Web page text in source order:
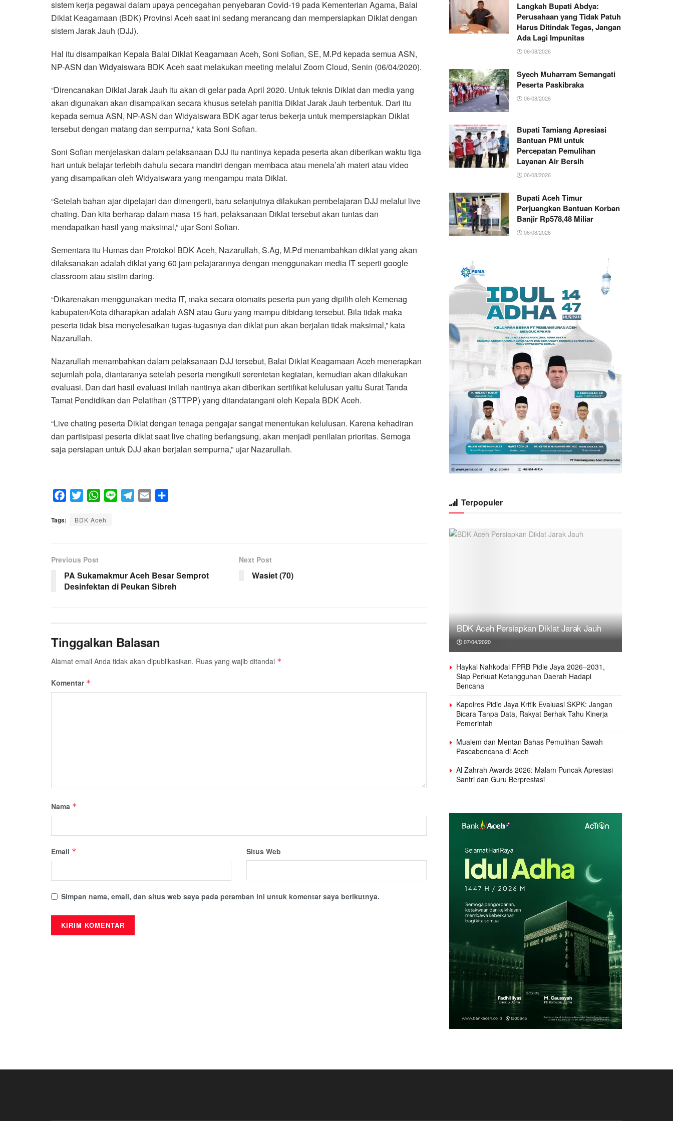
e
b
o
k
t
t
e
t
s
A
p
e
e
g
r
m
i
l
r
e
sistem kerja pegawai dalam upaya pencegahan penyebaran Covid-19 pada Kementerian Agama, Balai
Diklat Keagamaan (BDK) Provinsi Aceh saat ini sedang merancang dan mempersiapkan Diklat dengan
sistem Jarak Jauh (DJJ).
Hal itu disampaikan Kepala Balai Diklat Keagamaan Aceh, Soni Sofian, SE, M.Pd kepada semua ASN,
NP-ASN dan Widyaiswara BDK Aceh saat melakukan meeting melalui Zoom Cloud, Senin (06/04/2020).
“Direncanakan Diklat Jarak Jauh itu akan di gelar pada April 2020. Untuk teknis Diklat dan media yang
akan digunakan akan disampaikan secara khusus setelah panitia Diklat Jarak Jauh terbentuk. Dari itu
kepada semua ASN, NP-ASN dan Widyaiswara BDK agar terus bekerja untuk mempersiapkan Diklat
tersebut dengan matang dan sempurna,” kata Soni Sofian.
Soni Sofian menjelaskan dalam pelaksanaan DJJ itu nantinya kepada peserta akan diberikan waktu tiga
hari untuk belajar terlebih dahulu secara mandiri dengan membaca atau menela’ah materi atau video
yang disampaikan oleh Widyaiswara yang mengampu mata Diklat.
“Setelah bahan ajar dipelajari dan dimengerti, baru selanjutnya dilakukan pembelajaran DJJ melalui live
chating. Dan kita berharap dalam masa 15 hari, pelaksanaan Diklat tersebut akan tuntas dan
mendapatkan hasil yang maksimal,” ujar Soni Sofian.
Sementara itu Humas dan Protokol BDK Aceh, Nazarullah, S.Ag, M.Pd menambahkan diklat yang akan
dilaksanakan adalah diklat yang 60 jam pelajarannya dengan menggunakan media IT seperti google
classroom atau sistim daring.
“Dikarenakan menggunakan media IT, maka secara otomatis peserta pun yang dipilih oleh Kemenag
kabupaten/Kota diharapkan adalah ASN atau Guru yang mampu dibidang tersebut. Bila tidak maka
peserta tidak bisa menyelesaikan tugas-tugasnya dan diklat pun akan berjalan tidak maksimal,” kata
Nazarullah.
Nazarullah menambahkan dalam pelaksanaan DJJ tersebut, Balai Diklat Keagamaan Aceh menerapkan
sejumlah pola, diantaranya setelah peserta mengikuti serentetan kegiatan, kemudian akan dilakukan
evaluasi. Dan dari hasil evaluasi inilah nantinya akan diberikan sertifikat kelulusan yaitu Surat Tanda
Tamat Pendidikan dan Pelatihan (STTPP) yang ditandatangani oleh Kepala BDK Aceh.
“Live chating peserta Diklat dengan tenaga pengajar sangat menentukan kelulusan. Karena kehadiran
dan partisipasi peserta diklat saat live chating berlangsung, akan menjadi penilaian prioritas. Semoga
saja persiapan untuk DJJ akan berjalan sempurna,” ujar Nazarullah.
o
o
k
i
e
r
W
a
p
p
a
m
Tags: BDK Aceh
Previous Post
PA Sukamakmur Aceh Besar Semprot
Desinfektan di Peukan Sibreh
Next Post
Wasiet (70)
Tinggalkan Balasan
Alamat email Anda tidak akan dipublikasikan. Ruas yang wajib ditandai *
Komentar *
Nama *
Email * Situs Web
Simpan nama, email, dan situs web saya pada peramban ini untuk komentar saya berikutnya.
Langkah Bupati Abdya:
Perusahaan yang Tidak Patuh
Harus Ditindak Tegas, Jangan
Ada Lagi Impunitas
06/08/2026
Syech Muharram Semangati
Peserta Paskibraka
06/08/2026
Bupati Tamiang Apresiasi
Bantuan PMI untuk
Percepatan Pemulihan
Layanan Air Bersih
06/08/2026
Bupati Aceh Timur
Perjuangkan Bantuan Korban
Banjir Rp578,48 Miliar
06/08/2026
Terpopuler
BDK Aceh Persiapkan Diklat Jarak Jauh
07/04/2020
Haykal Nahkodai FPRB Pidie Jaya 2026–2031,
Siap Perkuat Ketangguhan Daerah Hadapi
Bencana
Kapolres Pidie Jaya Kritik Evaluasi SKPK: Jangan
Bicara Tanpa Data, Rakyat Berhak Tahu Kinerja
Pemerintah
Mualem dan Mentan Bahas Pemulihan Sawah
Pascabencana di Aceh
Al Zahrah Awards 2026: Malam Puncak Apresiasi
Santri dan Guru Berprestasi